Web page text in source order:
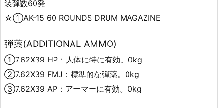
装弾数60発
☆①AK-15 60 ROUNDS DRUM MAGAZINE
弾薬(ADDITIONAL AMMO)
①7.62X39 HP：人体に特に有効。0kg
②7.62X39 FMJ：標準的な弾薬。0kg
③7.62X39 AP：アーマーに有効。0kg